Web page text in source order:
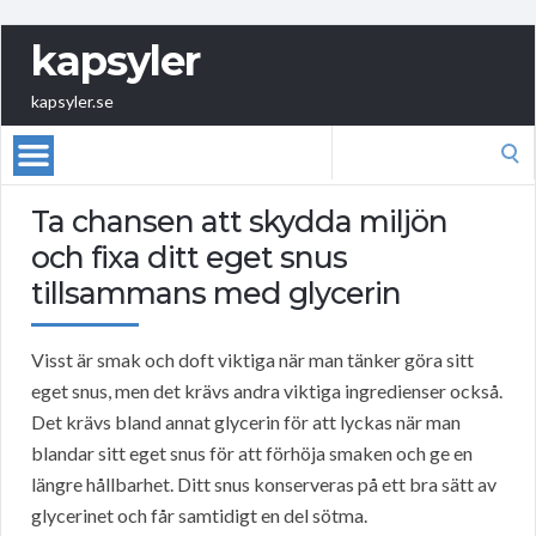
kapsyler
kapsyler.se
Ta chansen att skydda miljön
och fixa ditt eget snus
tillsammans med glycerin
Visst är smak och doft viktiga när man tänker göra sitt
eget snus, men det krävs andra viktiga ingredienser också.
Det krävs bland annat glycerin för att lyckas när man
blandar sitt eget snus för att förhöja smaken och ge en
längre hållbarhet. Ditt snus konserveras på ett bra sätt av
glycerinet och får samtidigt en del sötma.